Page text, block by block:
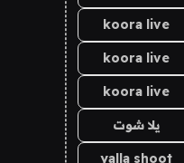
koora live
koora live
koora live
يلا شوت
yalla shoot